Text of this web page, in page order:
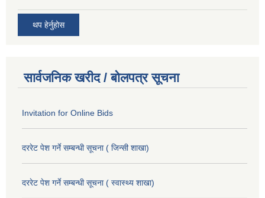
थप हेर्नुहोस
सार्वजनिक खरीद / बोलपत्र सूचना
Invitation for Online Bids
दररेट पेश गर्ने सम्बन्धी सूचना ( जिन्सी शाखा)
दररेट पेश गर्ने सम्बन्धी सूचना ( स्वास्थ्य शाखा)